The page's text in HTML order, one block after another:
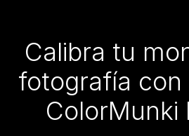
Calibra tu
fotografía con
ColorMunki